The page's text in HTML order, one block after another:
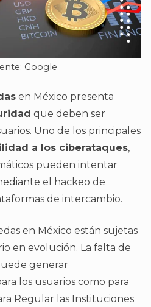
Google
en México presenta
que deben ser
Uno de los principales
a los ciberataques,
pueden intentar
el hackeo de
de intercambio.
en México están sujetas
en evolución. La falta de
generar
los usuarios como para
Regular las Instituciones